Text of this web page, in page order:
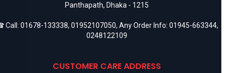
Panthapath, Dhaka - 1215
Call: 01678-133338, 01952107050, Any Order Info: 01945-663344,
0248122109
CUSTOMER CARE ADDRESS